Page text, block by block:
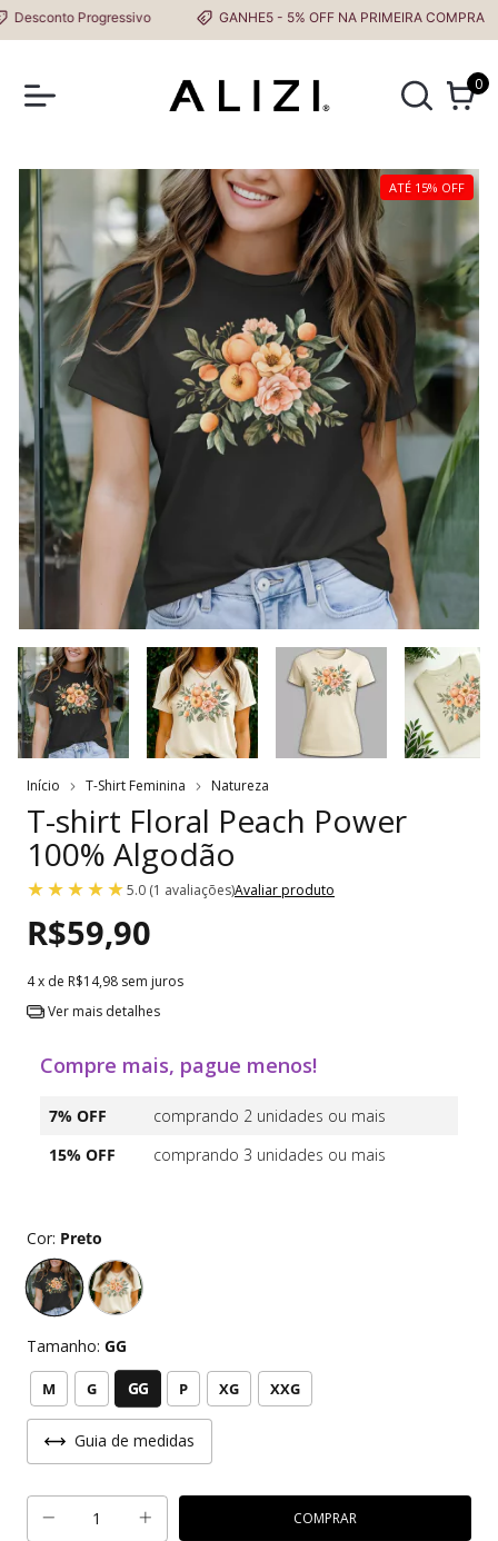
Progressivo GANHE5 - 5% OFF NA PRIMEIRA COMPRA
0
ATÉ 15% OFF
Início T-Shirt Feminina Natureza
T-shirt Floral Peach Power
100% Algodão
5.0 (1 avaliações)Avaliar produto
R$59,90
4x de R$14,98 sem juros
Ver mais detalhes
Compre mais, pague menos!
7% OFF
comprando 2 unidades ou mais
15% OFF
comprando 3 unidades ou mais
Cor: Preto
Tamanho: GG
M G GG P XG XXG
Guia de medidas